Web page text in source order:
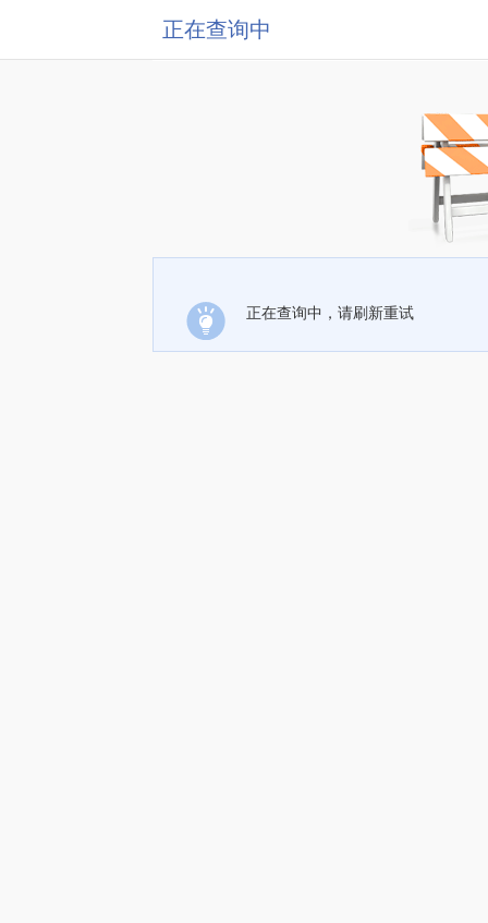
正在查询中
正在查询中，请刷新重试